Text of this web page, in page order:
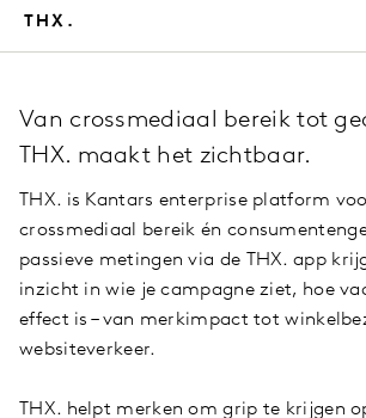
Van crossmediaal bereik tot
THX. maakt het zichtbaar.
THX. is Kantars enterprise platform
crossmediaal bereik én
passieve metingen via de THX. app
inzicht in wie je campagne ziet, hoe
effect is – van merkimpact tot
websiteverkeer.
THX. helpt merken om grip te krijgen